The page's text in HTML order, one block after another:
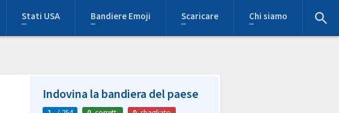
Stati USA Bandiere Emoji Scaricare Chi siamo
Indovina la bandiera del paese